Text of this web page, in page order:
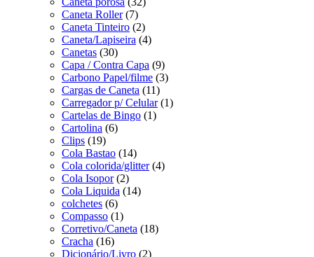
Caneta Roller (7)
Caneta Tinteiro (2)
Caneta/Lapiseira (4)
Canetas (30)
Capa / Contra Capa (9)
Carbono Papel/filme (3)
Cargas de Caneta (11)
Carregador p/ Celular (1)
Cartelas de Bingo (1)
Cartolina (6)
Clips (19)
Cola Bastao (14)
Cola colorida/glitter (4)
Cola Isopor (2)
Cola Liquida (14)
colchetes (6)
Compasso (1)
Corretivo/Caneta (18)
Cracha (16)
Dicionário/Livro (2)